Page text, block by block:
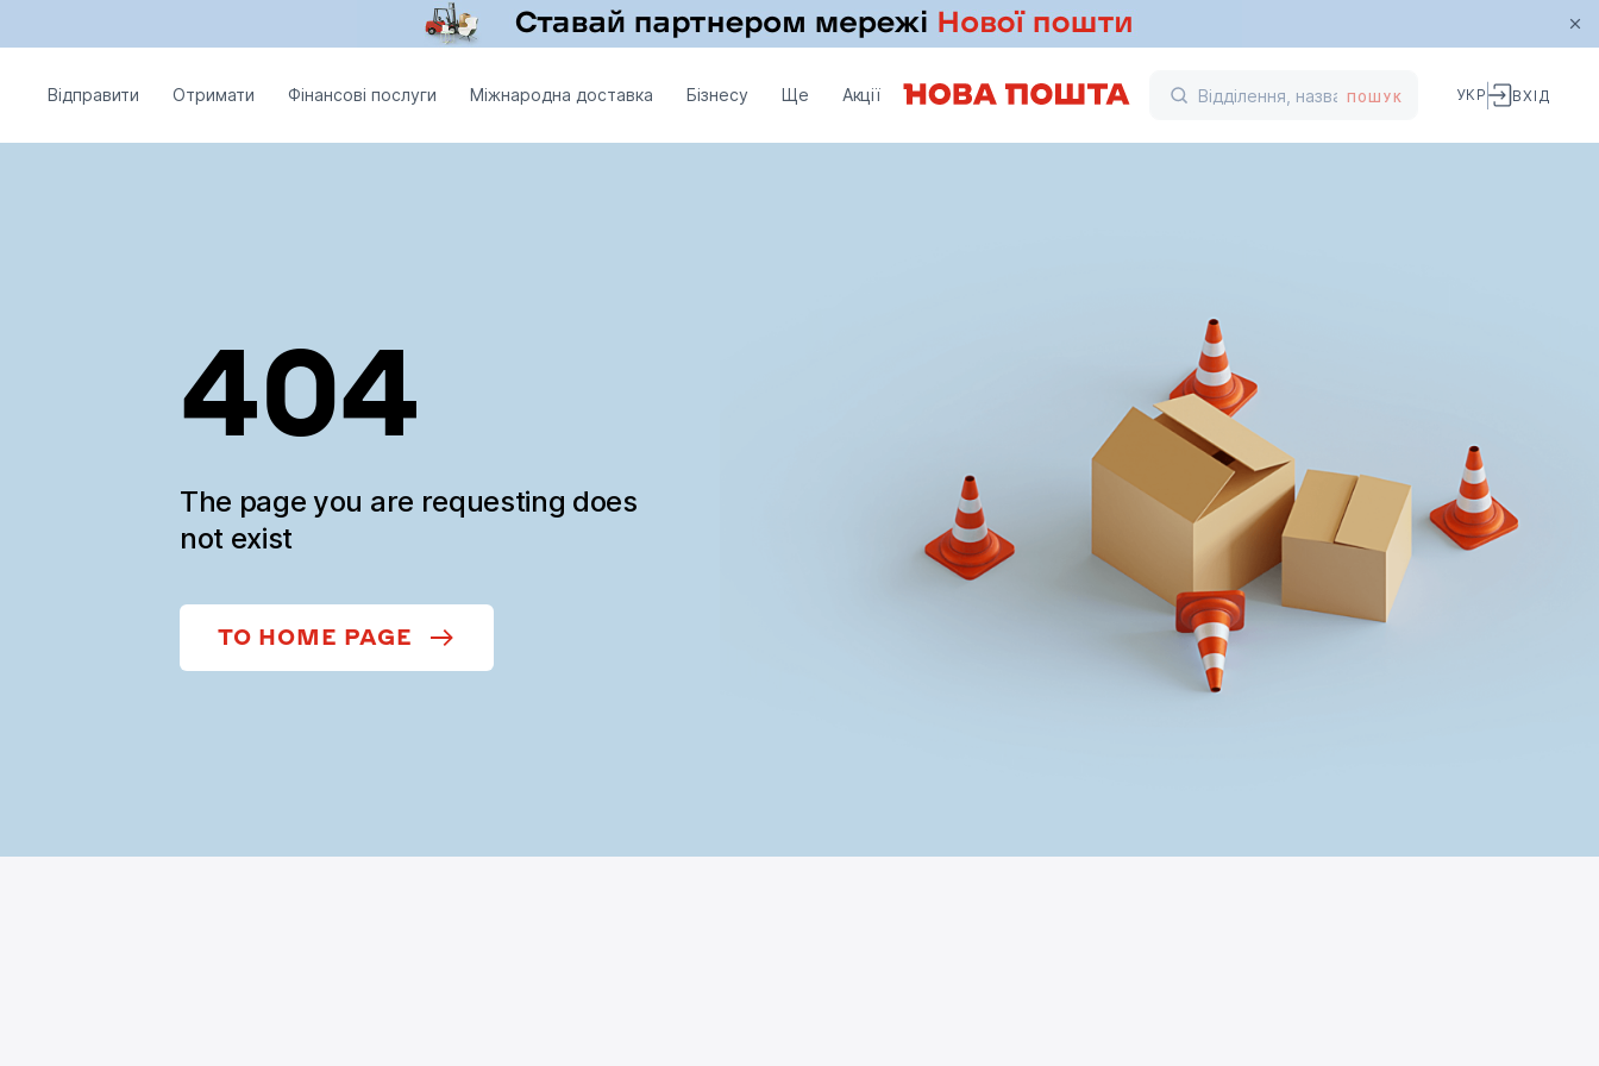
Відправити Отримати Фінансові послуги Міжнародна доставка Бізнесу Ще Акції ПОШУК УКР ВХІД
404
The page you are requesting does
not exist
TO HOME PAGE